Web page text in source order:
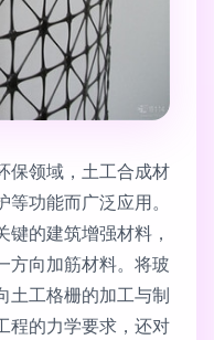
保领域，土工合成材
功能而广泛应用。
的建筑增强材料，
方向加筋材料。将玻
土工格栅的加工与制
程的力学要求，还对